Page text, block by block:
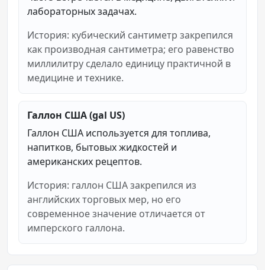
лабораторных задачах.
История: кубический сантиметр закрепился
как производная сантиметра; его равенство
миллилитру сделало единицу практичной в
медицине и технике.
Галлон США (gal US)
Галлон США используется для топлива,
напитков, бытовых жидкостей и
американских рецептов.
История: галлон США закрепился из
английских торговых мер, но его
современное значение отличается от
имперского галлона.